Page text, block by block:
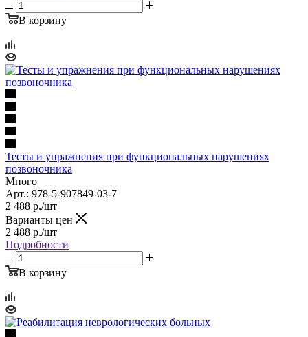
В корзину
Тесты и упражнения при функциональных нарушениях
позвоночника
Много
Арт.: 978-5-907849-03-7
2 488 р./шт
Варианты цен
2 488 р./шт
Подробности
В корзину